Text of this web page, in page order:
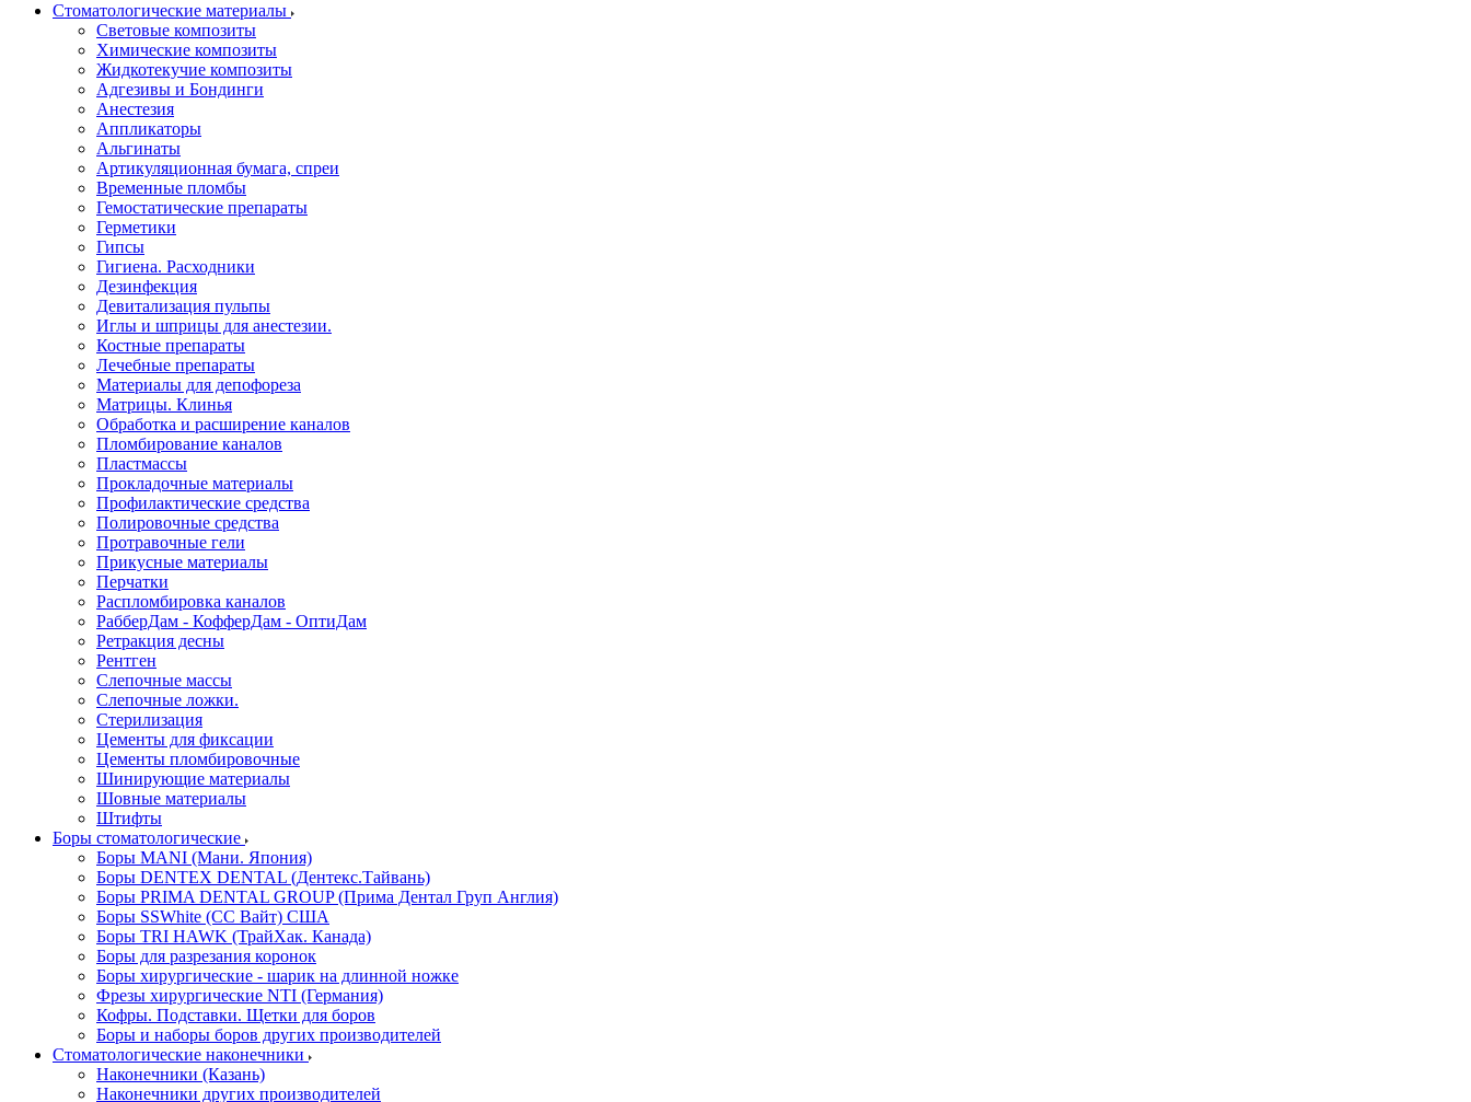
Стоматологические материалы
Световые композиты
Химические композиты
Жидкотекучие композиты
Адгезивы и Бондинги
Анестезия
Аппликаторы
Альгинаты
Артикуляционная бумага, спреи
Временные пломбы
Гемостатические препараты
Герметики
Гипсы
Гигиена. Расходники
Дезинфекция
Девитализация пульпы
Иглы и шприцы для анестезии.
Костные препараты
Лечебные препараты
Материалы для депофореза
Матрицы. Клинья
Обработка и расширение каналов
Пломбирование каналов
Пластмассы
Прокладочные материалы
Профилактические средства
Полировочные средства
Протравочные гели
Прикусные материалы
Перчатки
Распломбировка каналов
РабберДам - КофферДам - ОптиДам
Ретракция десны
Рентген
Слепочные массы
Слепочные ложки.
Стерилизация
Цементы для фиксации
Цементы пломбировочные
Шинирующие материалы
Шовные материалы
Штифты
Боры стоматологические
Боры MANI (Мани. Япония)
Боры DENTEX DENTAL (Дентекс.Тайвань)
Боры PRIMA DENTAL GROUP (Прима Дентал Груп Англия)
Боры SSWhite (СС Вайт) США
Боры TRI HAWK (ТрайХак. Канада)
Боры для разрезания коронок
Боры хирургические - шарик на длинной ножке
Фрезы хирургические NTI (Германия)
Кофры. Подставки. Щетки для боров
Боры и наборы боров других производителей
Стоматологические наконечники
Наконечники (Казань)
Наконечники других производителей